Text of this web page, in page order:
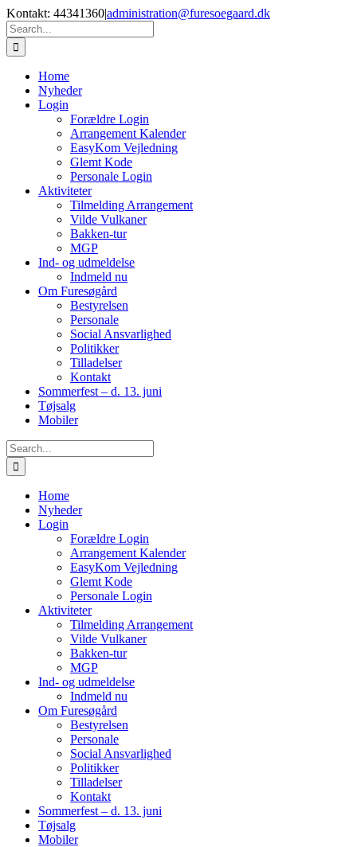
Skip
to
content
Kontakt: 44341360|administration@furesoegaard.dk
Search
for:
Home
Nyheder
Login
Forældre Login
Arrangement Kalender
EasyKom Vejledning
Glemt Kode
Personale Login
Aktiviteter
Tilmelding Arrangement
Vilde Vulkaner
Bakken-tur
MGP
Ind- og udmeldelse
Indmeld nu
Om Furesøgård
Bestyrelsen
Personale
Social Ansvarlighed
Politikker
Tilladelser
Kontakt
Sommerfest – d. 13. juni
Tøjsalg
Mobiler
Search
for:
Home
Nyheder
Login
Forældre Login
Arrangement Kalender
EasyKom Vejledning
Glemt Kode
Personale Login
Aktiviteter
Tilmelding Arrangement
Vilde Vulkaner
Bakken-tur
MGP
Ind- og udmeldelse
Indmeld nu
Om Furesøgård
Bestyrelsen
Personale
Social Ansvarlighed
Politikker
Tilladelser
Kontakt
Sommerfest – d. 13. juni
Tøjsalg
Mobiler